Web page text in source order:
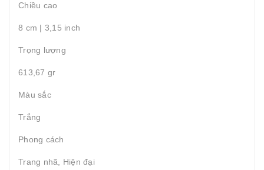
Chiều cao
8 cm | 3,15 inch
Trọng lượng
613,67 gr
Màu sắc
Trắng
Phong cách
Trang nhã, Hiện đại